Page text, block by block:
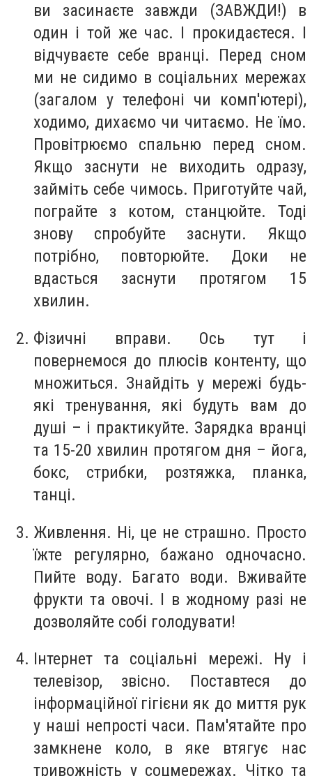
ви засинаєте завжди (ЗАВЖДИ!) в
один і той же час. І прокидаєтеся. І
відчуваєте себе вранці. Перед сном
ми не сидимо в соціальних мережах
(загалом у телефоні чи комп'ютері),
ходимо, дихаємо чи читаємо. Не їмо.
Провітрюємо спальню перед сном.
Якщо заснути не виходить одразу,
займіть себе чимось. Приготуйте чай,
пограйте з котом, станцюйте. Тоді
знову спробуйте заснути. Якщо
потрібно, повторюйте. Доки не
вдасться заснути протягом 15
хвилин.
Фізичні вправи. Ось тут і
повернемося до плюсів контенту, що
множиться. Знайдіть у мережі будь-
які тренування, які будуть вам до
душі – і практикуйте. Зарядка вранці
та 15-20 хвилин протягом дня – йога,
бокс, стрибки, розтяжка, планка,
танці.
Живлення. Ні, це не страшно. Просто
їжте регулярно, бажано одночасно.
Пийте воду. Багато води. Вживайте
фрукти та овочі. І в жодному разі не
дозволяйте собі голодувати!
Інтернет та соціальні мережі. Ну і
телевізор, звісно. Поставтеся до
інформаційної гігієни як до миття рук
у наші непрості часи. Пам'ятайте про
замкнене коло, в яке втягує нас
тривожність у соцмережах. Чітко та